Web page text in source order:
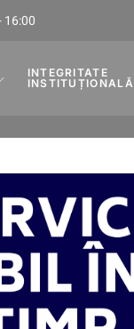
16:00
INTEGRITATE
INSTITUȚIONALĂ